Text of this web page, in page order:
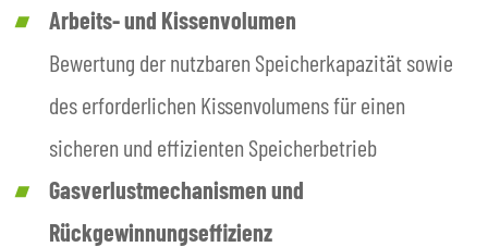
Arbeits- und Kissenvolumen
Bewertung der nutzbaren Speicherkapazität sowie
des erforderlichen Kissenvolumens für einen
sicheren und effizienten Speicherbetrieb
Gasverlustmechanismen und
Rückgewinnungseffizienz